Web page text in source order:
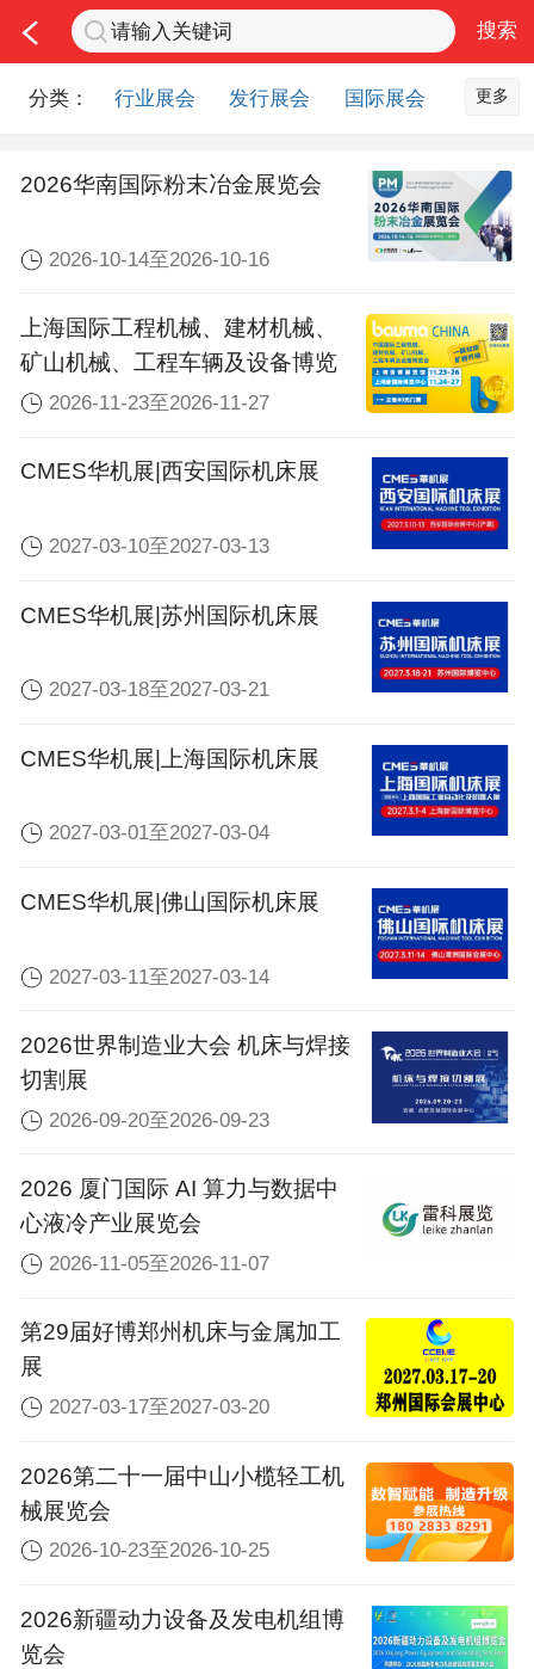
分类： 行业展会 发行展会 国际展会 更多
2026华南国际粉末冶金展览会
2026-10-14至2026-10-16
上海国际工程机械、建材机械、
矿山机械、工程车辆及设备博览
会 2026-11-23至2026-11-27
CMES华机展|西安国际机床展
2027-03-10至2027-03-13
CMES华机展|苏州国际机床展
2027-03-18至2027-03-21
CMES华机展|上海国际机床展
2027-03-01至2027-03-04
CMES华机展|佛山国际机床展
2027-03-11至2027-03-14
2026世界制造业大会 机床与焊接
切割展
2026-09-20至2026-09-23
2026 厦门国际 AI 算力与数据中
心液冷产业展览会
2026-11-05至2026-11-07
第29届好博郑州机床与金属加工
展
2027-03-17至2027-03-20
2026第二十一届中山小榄轻工机
械展览会
2026-10-23至2026-10-25
2026新疆动力设备及发电机组博
览会